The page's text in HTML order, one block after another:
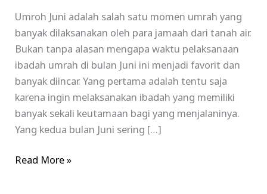
Umroh Juni adalah salah satu momen umrah yang
banyak dilaksanakan oleh para jamaah dari tanah air.
Bukan tanpa alasan mengapa waktu pelaksanaan
ibadah umrah di bulan Juni ini menjadi favorit dan
banyak diincar. Yang pertama adalah tentu saja
karena ingin melaksanakan ibadah yang memiliki
banyak sekali keutamaan bagi yang menjalaninya.
Yang kedua bulan Juni sering […]
Read More »